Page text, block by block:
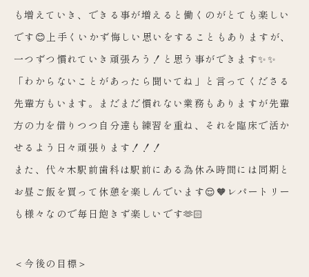
も増えていき、できる事が増えると働くのがとても楽しい
です😊上手くいかず悔しい思いをすることもありますが、
一つずつ慣れていき頑張ろう！と思う事ができます✨✨
「わからないことがあったら聞いてね」と言ってくださる
先輩方もいます。まだまだ慣れない業務もありますが先輩
方の力を借りつつ自分達も練習を重ね、それを臨床で活か
せるよう日々頑張ります！！！
また、代々木駅前歯科は駅前にある為休み時間には同期と
お昼ご飯を買って休憩を楽しんでいます😌🧡レパートリー
も様々なので毎日飽きず楽しいです🫶🏻
＜今後の目標＞